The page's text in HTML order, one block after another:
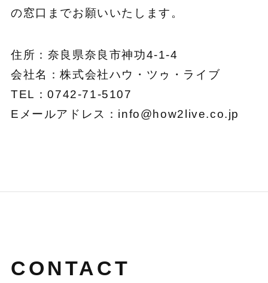
の窓口までお願いいたします。
住所：奈良県奈良市神功4-1-4
会社名：株式会社ハウ・ツゥ・ライブ
TEL：0742-71-5107
Eメールアドレス：info@how2live.co.jp
CONTACT